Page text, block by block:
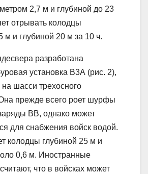
2,7 м и глубиной до 23
отрывать колодцы
м и глубиной 20 м за 10 ч.
разработана
установка B3А (рис. 2),
шасси трехосного
прежде всего роет шурфы
ВВ, однако может
для снабжения войск водой.
колодцы глубиной 25 м и
0,6 м. Иностранные
что в войсках может